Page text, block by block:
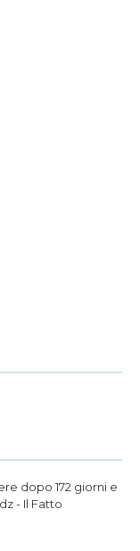
dopo 172 giorni e
- Il Fatto